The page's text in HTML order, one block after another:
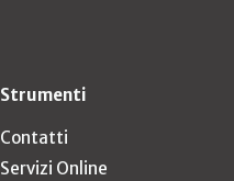
Strumenti
Contatti
Servizi Online